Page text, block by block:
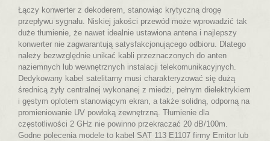
Łączy konwerter z dekoderem, stanowiąc krytyczną drogę
przepływu sygnału. Niskiej jakości przewód może wprowadzić tak
duże tłumienie, że nawet idealnie ustawiona antena i najlepszy
konwerter nie zagwarantują satysfakcjonującego odbioru. Dlatego
należy bezwzględnie unikać kabli przeznaczonych do anten
naziemnych lub wewnętrznych instalacji telekomunikacyjnych.
Dedykowany kabel satelitarny musi charakteryzować się dużą
średnicą żyły centralnej wykonanej z miedzi, pełnym dielektrykiem
i gęstym oplotem stanowiącym ekran, a także solidną, odporną na
promieniowanie UV powłoką zewnętrzną. Tłumienie dla
częstotliwości 2 GHz nie powinno przekraczać 20 dB/100m.
Godne polecenia modele to kabel SAT 113 E1107 firmy Emitor lub